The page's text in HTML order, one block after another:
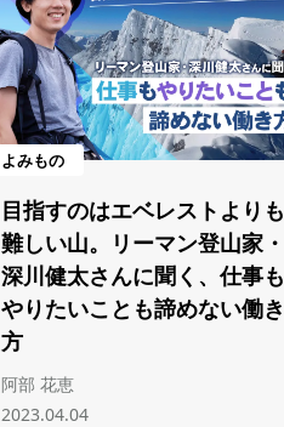
よみもの
目指すのはエベレストよりも
難しい山。リーマン登山家・
深川健太さんに聞く、仕事も
やりたいことも諦めない働き
方
阿部 花恵
2023.04.04